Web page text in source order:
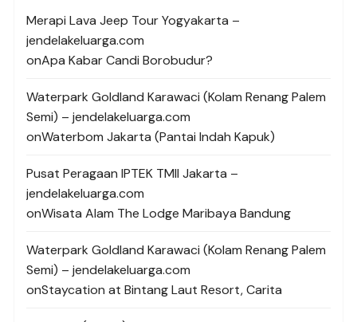
Merapi Lava Jeep Tour Yogyakarta –
jendelakeluarga.com
onApa Kabar Candi Borobudur?
Waterpark Goldland Karawaci (Kolam Renang Palem
Semi) – jendelakeluarga.com
onWaterbom Jakarta (Pantai Indah Kapuk)
Pusat Peragaan IPTEK TMII Jakarta –
jendelakeluarga.com
onWisata Alam The Lodge Maribaya Bandung
Waterpark Goldland Karawaci (Kolam Renang Palem
Semi) – jendelakeluarga.com
onStaycation at Bintang Laut Resort, Carita